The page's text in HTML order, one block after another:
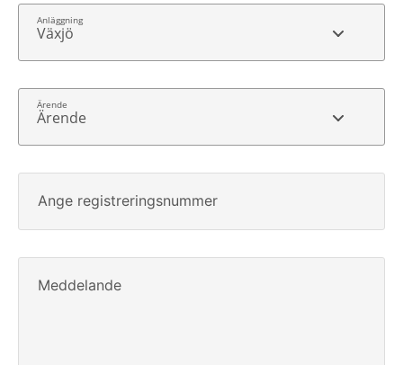
Växjö
Ärende
Ange registreringsnummer
Meddelande